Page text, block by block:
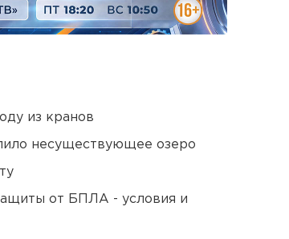
из кранов
несуществующее озеро
от БПЛА - условия и